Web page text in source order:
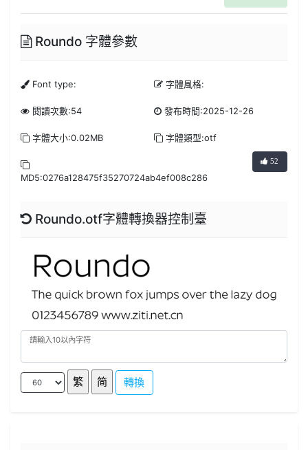
Roundo 字體參數
Font type: 字體風格:
閱讀次數:54 發布時間:2025-12-26
字體大小:0.02MB 字體類型:otf
MD5:0276a128475f35270724ab4ef008c286
52
Roundo.otf字體轉換器控制臺
轉換